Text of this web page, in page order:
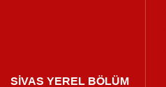
SİVAS YEREL BÖLÜM